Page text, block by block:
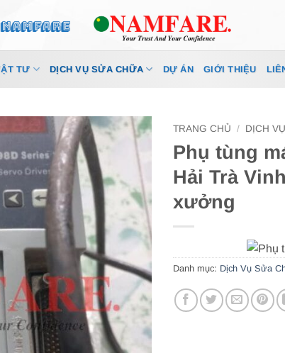
TƯ DỊCH VỤ SỬA CHỮA DỰ ÁN GIỚI THIỆU
TRANG CHỦ / DỊCH
Phụ tùng
Hải Trà
xưởng
Danh mục: Dịch Vụ Sửa